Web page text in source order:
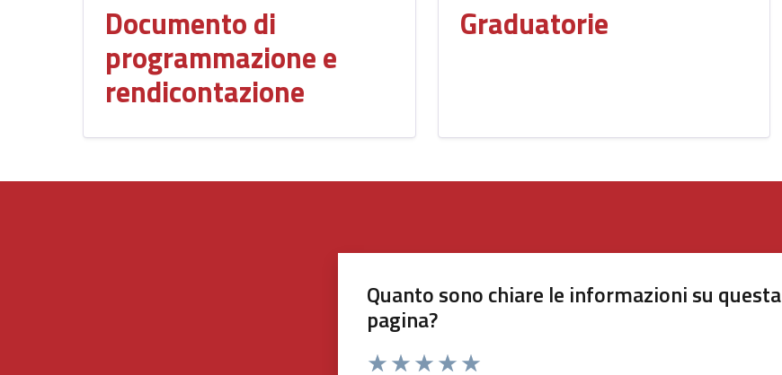
Documento di
programmazione e
rendicontazione
Graduatorie
Quanto sono chiare le informazioni su questa
pagina?